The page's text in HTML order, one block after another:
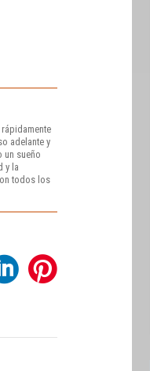
adelante y
un sueño
y la
todos los